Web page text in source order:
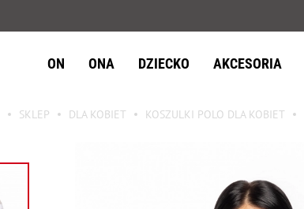
ON ONA DZIECKO AKCESORIA
SKLEP DLA KOBIET KOSZULKI POLO DLA KOBIET